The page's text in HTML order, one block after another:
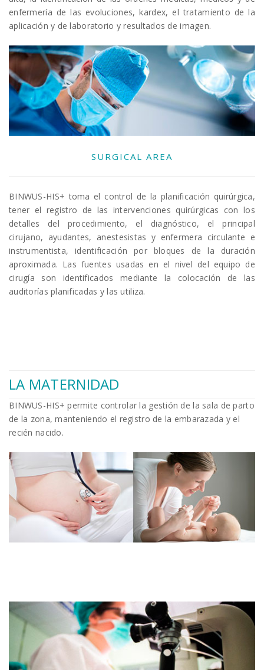
enfermería de las evoluciones, kardex, el tratamiento de la
aplicación y de laboratorio y resultados de imagen.
SURGICAL AREA
BINWUS-HIS+ toma el control de la planificación quirúrgica,
tener el registro de las intervenciones quirúrgicas con los
detalles del procedimiento, el diagnóstico, el principal
cirujano, ayudantes, anestesistas y enfermera circulante e
instrumentista, identificación por bloques de la duración
aproximada. Las fuentes usadas en el nivel del equipo de
cirugía son identificados mediante la colocación de las
auditorías planificadas y las utiliza.
LA MATERNIDAD
BINWUS-HIS+ permite controlar la gestión de la sala de parto
de la zona, manteniendo el registro de la embarazada y el
recién nacido.